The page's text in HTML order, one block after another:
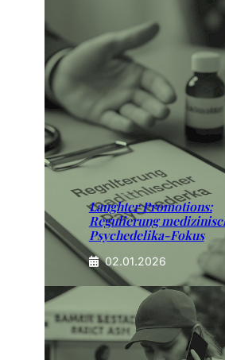
Laughter Promotions:
Regulierung
Psychedelika-Fokus
02.01.2026